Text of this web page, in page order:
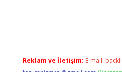
Reklam ve İletişim: E-mail: